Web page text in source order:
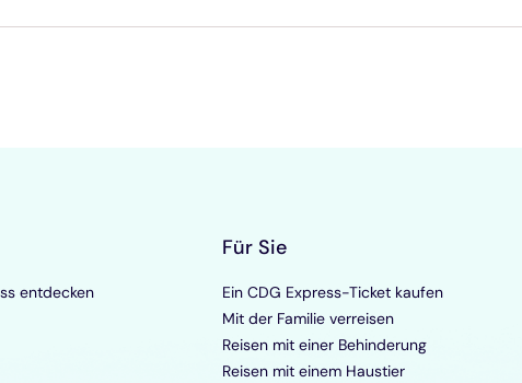
entdecken
Für Sie
Ein CDG Express-Ticket kaufen
Mit der Familie verreisen
Reisen mit einer Behinderung
Reisen mit einem Haustier